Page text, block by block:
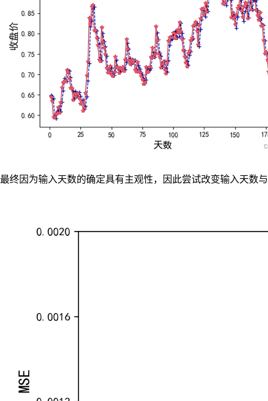
最终因为输入天数的确定具有主观性，因此尝试改变输入天数